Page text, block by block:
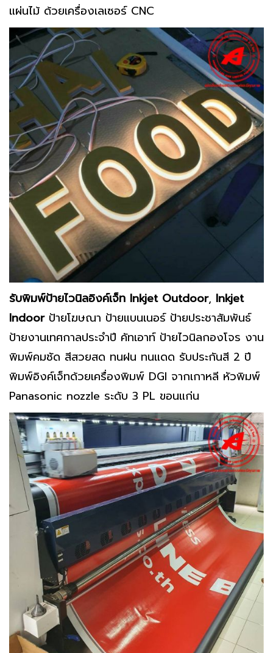
แผ่นไม้ ด้วยเครื่องเลเซอร์ CNC
รับพิมพ์ป้ายไวนิลอิงค์เจ็ท Inkjet Outdoor, Inkjet
Indoorป้ายโฆษณา ป้ายแบนเนอร์ ป้ายประชาสัมพันธ์
ป้ายงานเทศกาลประจำปี คัทเอาท์ ป้ายไวนิลกองโจร งาน
พิมพ์คมชัด สีสวยสด ทนฝน ทนแดด รับประกันสี 2 ปี
พิมพ์อิงค์เจ็ทด้วยเครื่องพิมพ์ DGI จากเกาหลี หัวพิมพ์
Panasonic nozzle ระดับ 3 PL ขอนแก่น